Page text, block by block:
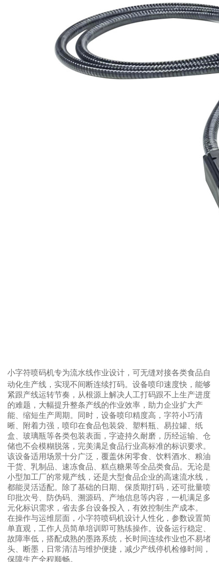
小字符喷码机专为流水线作业设计，可无缝对接各类食品自
动化生产线，实现不间断连续打码。设备喷印速度快，能够
紧跟产线运转节奏，从根源上解决人工打码跟不上生产进度
的难题，大幅提升整条产线的作业效率，助力企业扩大产
能、缩短生产周期。同时，设备喷印精度高，字符小巧清
晰、附着力强，喷印在食品包装袋、塑料瓶、易拉罐、纸
盒、玻璃瓶等各类包装表面，字迹持久耐磨，历经运输、仓
储也不会模糊脱落，完美满足食品行业高标准的标识要求。
该设备适用场景十分广泛，覆盖休闲零食、饮料酒水、粮油
干货、乳制品、速冻食品、糕点糖果等全品类食品。无论是
小型加工厂的常规产线，还是大型食品企业的高速流水线，
都能灵活适配。除了基础的日期、保质期打码，还可批量喷
印批次号、防伪码、溯源码、产地信息等内容，一机满足多
元化标识需求，省去多台设备投入，有效控制生产成本。
在操作与运维层面，小字符喷码机设计人性化，参数设置简
单直观，工作人员简单培训即可熟练操作。设备运行稳定、
故障率低，搭配成熟的墨路系统，长时间连续作业也不易堵
头、断墨，日常清洁与维护便捷，减少产线停机检修时间，
保障生产全程顺畅。